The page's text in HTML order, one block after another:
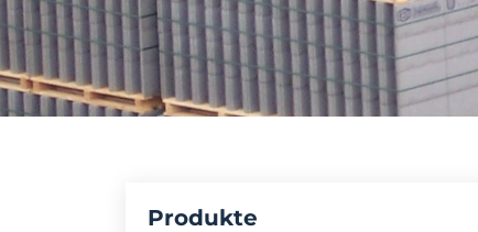
Produkte